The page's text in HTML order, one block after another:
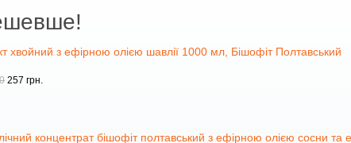
хвойний з ефірною олією шавлії 1000 мл, Бішофіт Полтавський
257 грн.
концентрат бішофіт полтавський з ефірною олією сосни та